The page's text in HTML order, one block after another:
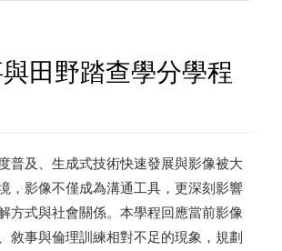
田野踏查學分學程
普及、生成式技術快速發展與影像被大
，影像不僅成為溝通工具，更深刻影響
方式與社會關係。本學程回應當前影像
敘事與倫理訓練相對不足的現象，規劃